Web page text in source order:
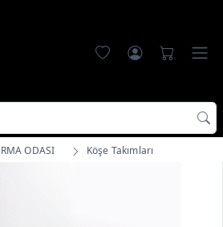
ODASI Köşe Takımları